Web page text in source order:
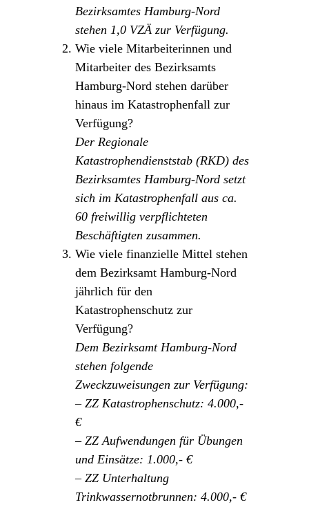
Bezirksamtes Hamburg-Nord
stehen 1,0 VZÄ zur Verfügung.
Wie viele Mitarbeiterinnen und
Mitarbeiter des Bezirksamts
Hamburg-Nord stehen darüber
hinaus im Katastrophenfall zur
Verfügung?
Der Regionale
Katastrophendienststab (RKD) des
Bezirksamtes Hamburg-Nord setzt
sich im Katastrophenfall aus ca.
60 freiwillig verpflichteten
Beschäftigten zusammen.
Wie viele finanzielle Mittel stehen
dem Bezirksamt Hamburg-Nord
jährlich für den
Katastrophenschutz zur
Verfügung?
Dem Bezirksamt Hamburg-Nord
stehen folgende
Zweckzuweisungen zur Verfügung:
– ZZ Katastrophenschutz: 4.000,-
€
– ZZ Aufwendungen für Übungen
und Einsätze: 1.000,- €
– ZZ Unterhaltung
Trinkwassernotbrunnen: 4.000,- €